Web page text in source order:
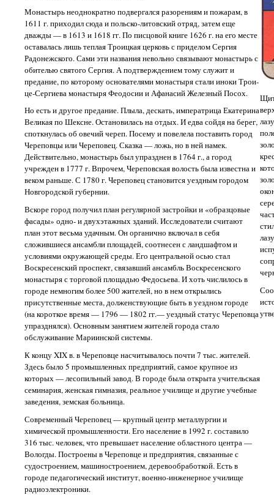
Монастырь неоднократно подвергался разорениям и пожарам, в
1611 г. приходил сюда и польско-литовский отряд, затем еще
дважды — в 1613 и 1618 гг. По писцовой книге 1626 г. на его месте
оставалась лишь теплая Троицкая церковь с приделом Сергия
Радонежского. Сами эти названия невольно связывают монастырь с
обителью святого Сергия. А подтверждением тому служит и
предание, по которому основателями монастыря стали иноки Трои-
це-Сергиева монастыря Феодосии и Афанасий Железный Посох.
Но есть и другое предание. Плыла, дескать, императрица Екатерина
Великая по Шексне. Остановилась на отдых. И едва сойдя на берег,
споткнулась об овечий череп. Посему и повелела поставить город
Череповцы или Череповец. Сказка — ложь, но в ней намек.
Действительно, монастырь был упразднен в 1764 г., а город
учрежден в 1777 г. Впрочем, Череповская волость была известна и
веком раньше. С 1780 г. Череповец становится уездным городом
Новгородской губернии.
Вскоре город получил план регулярной застройки и «образцовые
фасады» одно- и двухэтажных зданий. Исследователи считают
план этот весьма удачным. Он органично включал в себя
сложившиеся ансамбли площадей, соотнесен с ландшафтом и
условиями окружающей среды. Его центральной осью стал
Воскресенский проспект, связавший ансамбль Воскресенского
монастыря с торговой площадью Федосьева. И хоть числилось в
городе немногим более 500 жителей, но в нем открылись
присутственные места, долженствующие быть в уездном городе
(на короткое время — 1796 — 1802 гг.— уездный статус Череповца
упразднялся). Основным занятием жителей города стало
обслуживание Мариинской системы.
К концу XIX в. в Череповце насчитывалось почти 7 тыс. жителей.
Здесь было 5 промышленных предприятий, самое крупное из
которых — лесопильный завод. В городе была открыта учительская
семинария, женская гимназия, реальное училище и другие учебные
заведения, земская больница.
Современный Череповец — крупный центр металлургии и
химической промышленности. Его население в 1992 г. составило
316 тыс. человек, что превышает население областного центра —
Вологды. Построены в Череповце и предприятия, связанные с
судостроением, машиностроением, деревообработкой. Есть в
городе педагогический институт, военно-инженерное училище
радиоэлектроники.